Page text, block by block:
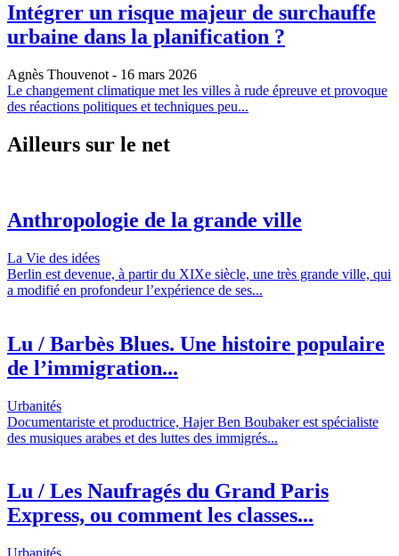
Intégrer un risque majeur de surchauffe
urbaine dans la planification ?
Agnès Thouvenot - 16 mars 2026
Le changement climatique met les villes à rude épreuve et provoque
des réactions politiques et techniques peu...
Ailleurs sur le net
Anthropologie de la grande ville
La Vie des idées
Berlin est devenue, à partir du XIXe siècle, une très grande ville, qui
a modifié en profondeur l’expérience de ses...
Lu / Barbès Blues. Une histoire populaire
de l’immigration...
Urbanités
Documentariste et productrice, Hajer Ben Boubaker est spécialiste
des musiques arabes et des luttes des immigrés...
Lu / Les Naufragés du Grand Paris
Express, ou comment les classes...